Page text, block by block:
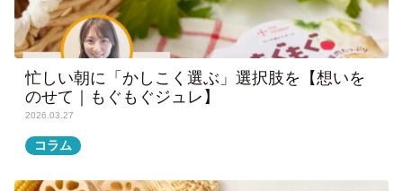
忙しい朝に「かしこく選ぶ」選択肢を【想いを
のせて｜もぐもぐジュレ】
2026.03.27
コラム